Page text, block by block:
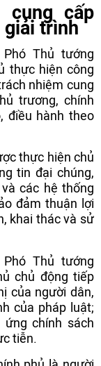
cung cấp
giải trình
Thủ tướng
thực hiện công
nhiệm cung
trương, chính
điều hành theo
thực hiện chủ
tin đại chúng,
các hệ thống
đảm thuận lợi
khai thác và sử
Thủ tướng
chủ động tiếp
của người dân,
của pháp luật;
chính sách
tiễn.